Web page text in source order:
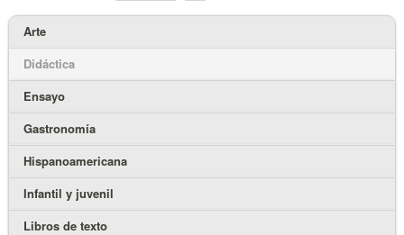
Arte
Didáctica
Ensayo
Gastronomía
Hispanoamericana
Infantil y juvenil
Libros de texto